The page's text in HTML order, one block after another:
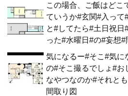
この場合、ご飯はどこ
ていうか#玄関#入って
と#してたら#土日祝日
った#水曜日#の#妄想#
気になるー#そこ#気に
の#そこ撮るでしょ#お
なやつなのか#それと
間取り図